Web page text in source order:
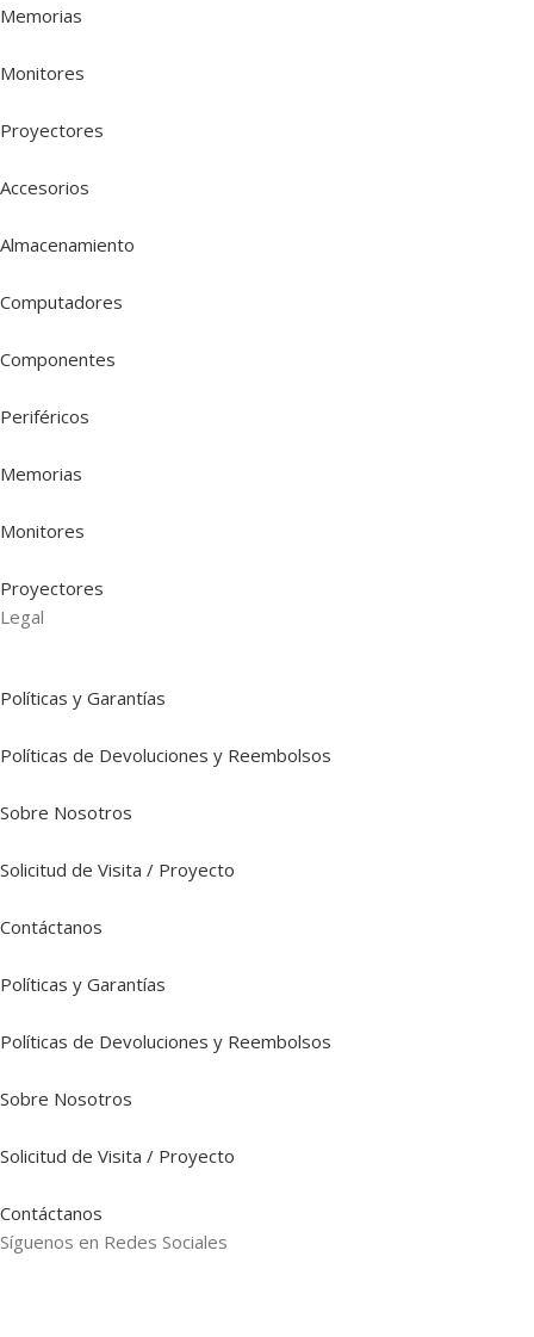
Memorias
Monitores
Proyectores
Accesorios
Almacenamiento
Computadores
Componentes
Periféricos
Memorias
Monitores
Proyectores
Legal
Políticas y Garantías
Políticas de Devoluciones y Reembolsos
Sobre Nosotros
Solicitud de Visita / Proyecto
Contáctanos
Políticas y Garantías
Políticas de Devoluciones y Reembolsos
Sobre Nosotros
Solicitud de Visita / Proyecto
Contáctanos
Síguenos en Redes Sociales